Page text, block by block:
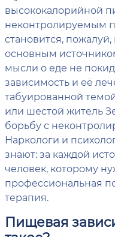
высококалорийной
неконтролируемым
становится,
основным
мысли о еде не
зависимость и её
табуированной
или шестой житель
борьбу с
Наркологи и
знают: за каждой
человек, которому
профессиональная
терапия.
Пищевая